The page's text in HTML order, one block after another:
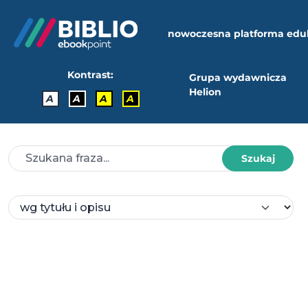
nowoczesna platforma
Kontrast:
A
A A A
Grupa wydawnicza
Helion
Szukaj